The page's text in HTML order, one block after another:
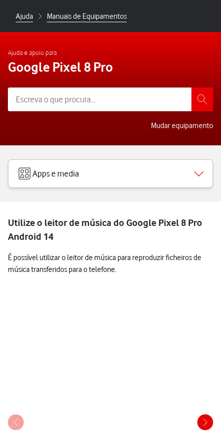
Ajuda Manuais de Equipamentos
Ajuda e apoio para
Google Pixel 8 Pro
Mudar equipamento
Apps e media
Utilize o leitor de música do Google Pixel 8 Pro
Android 14
É possível utilizar o leitor de música para reproduzir ficheiros de
música transferidos para o telefone.